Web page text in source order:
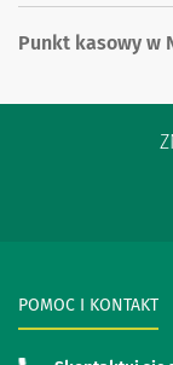
Punkt kasowy w
POMOC I KONTAKT